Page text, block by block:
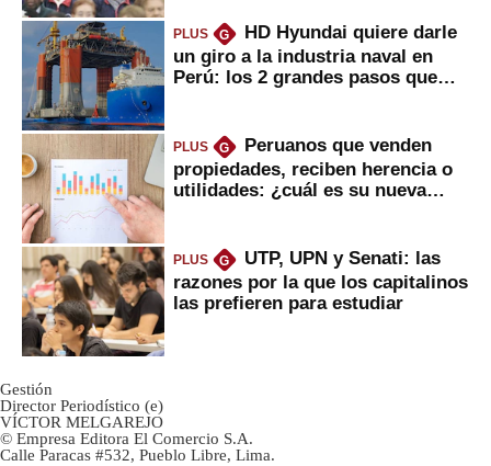
PLUS G
HD Hyundai quiere darle
un giro a la industria naval en
Perú: los 2 grandes pasos que
PLUS G
Peruanos que venden
propiedades, reciben herencia o
utilidades: ¿cuál es su nueva
PLUS G
UTP, UPN y Senati: las
razones por la que los capitalinos
las prefieren para estudiar
Gestión
Director Periodístico (e)
VÍCTOR MELGAREJO
© Empresa Editora El Comercio S.A.
Calle Paracas #532, Pueblo Libre, Lima.